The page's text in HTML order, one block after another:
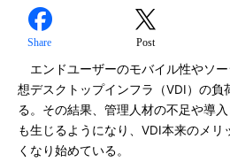
Share Post
エンドユーザーのモバイル性やソ
想デスクトップインフラ（VDI）の負
る。その結果、管理人材の不足や導
も生じるようになり、VDI本来のメリ
くなり始めている。